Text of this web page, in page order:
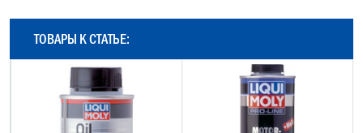
ТОВАРЫ К СТАТЬЕ: